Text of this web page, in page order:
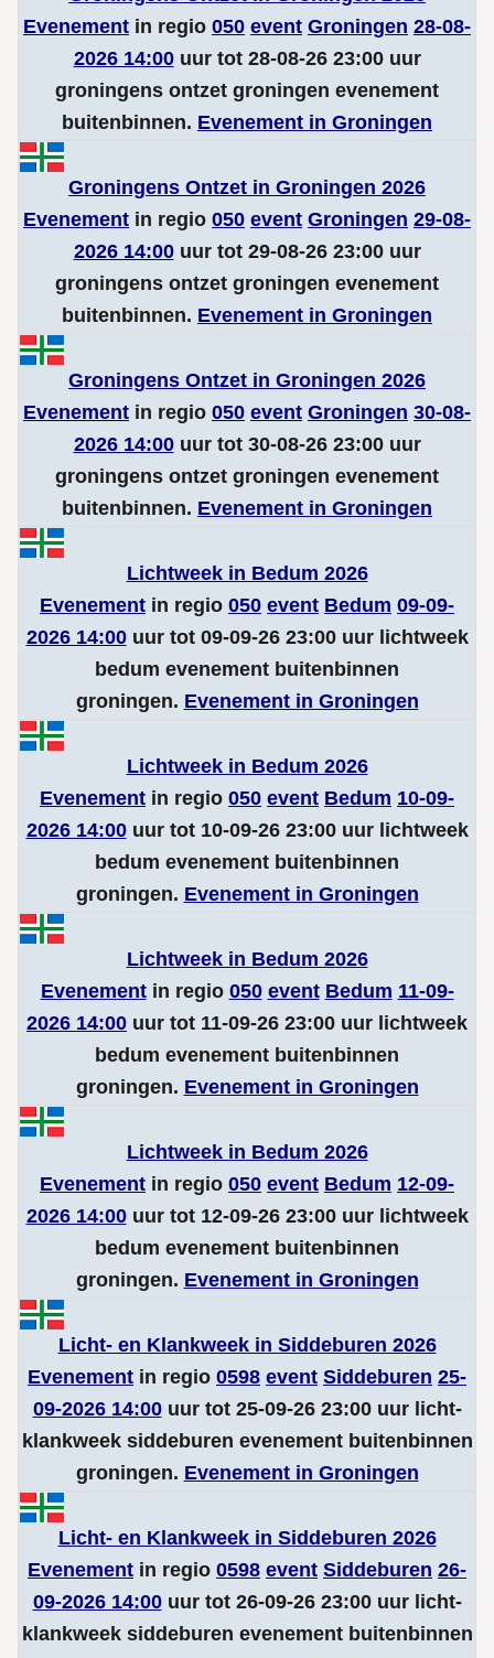
Evenement in regio 050 event Groningen 28-08-
2026 14:00uur tot 28-08-26 23:00 uur
groningens ontzet groningen evenement
buitenbinnen. Evenement in Groningen
Groningens Ontzet in Groningen 2026
Evenement in regio 050 event Groningen 29-08-
2026 14:00uur tot 29-08-26 23:00 uur
groningens ontzet groningen evenement
buitenbinnen. Evenement in Groningen
Groningens Ontzet in Groningen 2026
Evenement in regio 050 event Groningen 30-08-
2026 14:00uur tot 30-08-26 23:00 uur
groningens ontzet groningen evenement
buitenbinnen. Evenement in Groningen
Lichtweek in Bedum 2026
Evenement in regio 050 event Bedum 09-09-
2026 14:00uur tot 09-09-26 23:00 uur lichtweek
bedum evenement buitenbinnen
groningen. Evenement in Groningen
Lichtweek in Bedum 2026
Evenement in regio 050 event Bedum 10-09-
2026 14:00uur tot 10-09-26 23:00 uur lichtweek
bedum evenement buitenbinnen
groningen. Evenement in Groningen
Lichtweek in Bedum 2026
Evenementin regio 050 event Bedum 11-09-
2026 14:00 uur tot 11-09-26 23:00 uur lichtweek
bedum evenement buitenbinnen
groningen. Evenement in Groningen
Lichtweek in Bedum 2026
Evenement in regio 050 event Bedum 12-09-
2026 14:00uur tot 12-09-26 23:00 uur lichtweek
bedum evenement buitenbinnen
groningen. Evenement in Groningen
Licht- en Klankweek in Siddeburen 2026
Evenement in regio 0598 event Siddeburen 25-
09-2026 14:00uur tot 25-09-26 23:00 uur licht-
klankweek siddeburen evenement buitenbinnen
groningen. Evenement in Groningen
Licht- en Klankweek in Siddeburen 2026
Evenement in regio 0598 event Siddeburen 26-
09-2026 14:00uur tot 26-09-26 23:00 uur licht-
klankweek siddeburen evenement buitenbinnen